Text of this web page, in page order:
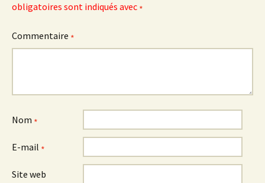
obligatoires sont indiqués avec *
Commentaire *
Nom *
E-mail *
Site web